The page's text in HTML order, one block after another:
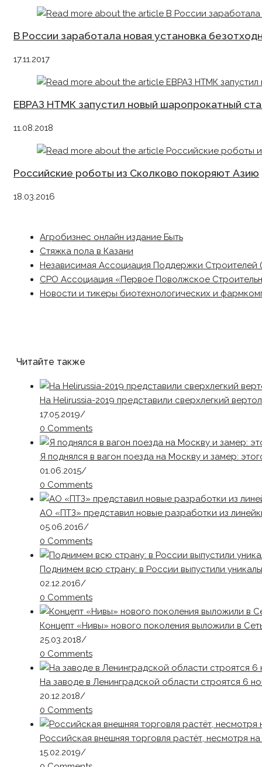
В России заработала новая установка
17.11.2017
ЕВРАЗ НТМК запустил новый шаропрокатный
11.08.2018
Российские роботы из Сколково покоряют Азию
18.03.2016
Агробизнес онлайн издание Быть
Стяжка пола в Казани
Независимая Ассоциация Поддержки Строителей
СРО Ассоциация «Первое Поволжское
Новости и тикеры биотехнологических и
Читайте также
На Helirussia-2019 представили сверхлегкий
17.05.2019/
0 Comments
Я поднялся в вагон поезда на Москву и замер:
01.06.2015/
0 Comments
АО «ПТЗ» представил новые разработки из
05.06.2016/
0 Comments
Поднимем всю страну: в России выпустили
02.12.2016/
0 Comments
Концепт «Нивы» нового поколения выложили в
25.03.2018/
0 Comments
На заводе в Ленинградской области строятся 6
20.12.2018/
0 Comments
Российская внешняя торговля растёт, несмотря
15.02.2019/